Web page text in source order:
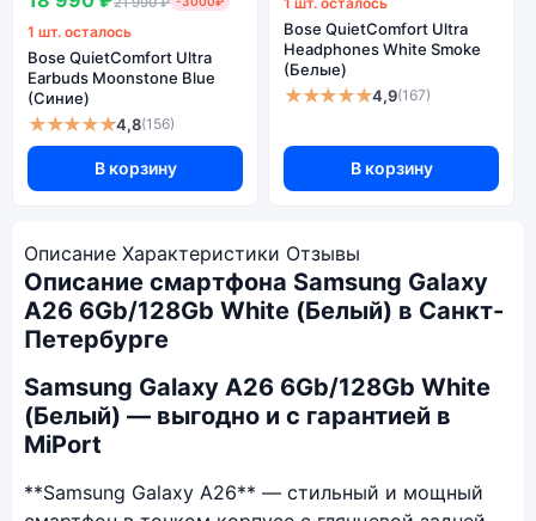
1 шт. осталось
Bose QuietComfort Ultra
Earbuds Moonstone Blue
(Синие)
★★★★★4,8(156)
В корзину
Bose QuietComfort Ultra
Headphones White Smoke
(Белые)
★★★★★4,9(167)
В корзину
Описание Характеристики Отзывы
Описание смартфона Samsung Galaxy
A26 6Gb/128Gb White (Белый) в Санкт-
Петербурге
Samsung Galaxy A26 6Gb/128Gb White
(Белый) — выгодно и с гарантией в
MiPort
**Samsung Galaxy A26** — стильный и мощный